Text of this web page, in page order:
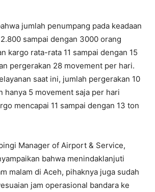
jumlah penumpang pada keadaan
sampai dengan 3000 orang
kargo rata-rata 11 sampai dengan 15
pergerakan 28 movement per hari.
saat ini, jumlah pergerakan 10
hanya 5 movement saja per hari
mencapai 11 sampai dengan 13 ton
Manager of Airport & Service,
bahwa menindaklanjuti
malam di Aceh, pihaknya juga sudah
jam operasional bandara ke